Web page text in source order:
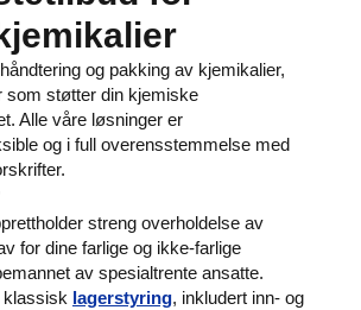
og pakking av kjemikalier,
som støtter din kjemiske
Alle våre løsninger er
og i full overensstemmelse med
streng overholdelse av
for dine farlige og ikke-farlige
av spesialtrente ansatte.
klassisk lagerstyring, inkludert inn- og